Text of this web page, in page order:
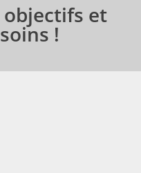
objectifs et
!